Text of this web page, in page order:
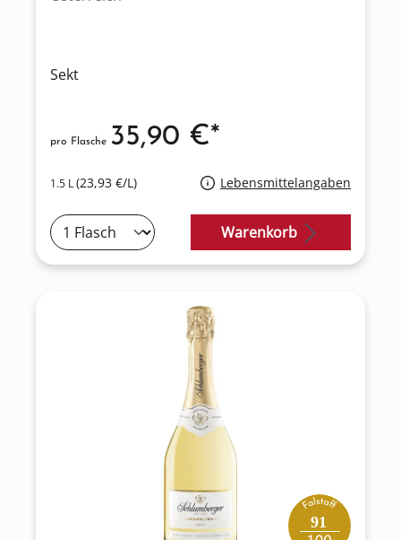
Sekt
1.5 L(23,93 €/L) Lebensmittelangaben
pro Flasche 35,90 €*
Warenkorb
91